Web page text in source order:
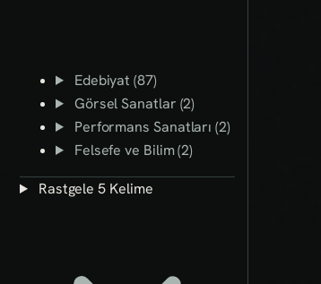
Edebiyat (87)
Görsel Sanatlar (2)
Performans Sanatları (2)
Felsefe ve Bilim (2)
Rastgele 5 Kelime